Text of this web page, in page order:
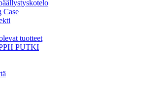
Case
tuotteet
PUTKI